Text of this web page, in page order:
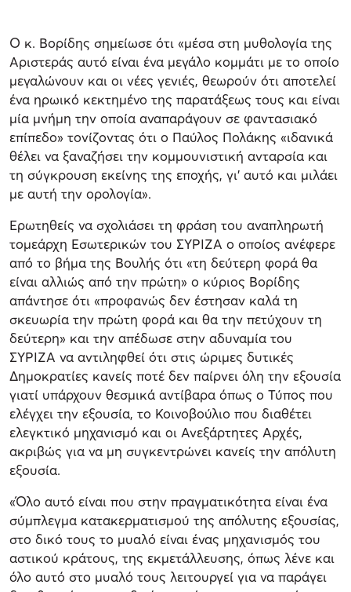
Ο κ. Βορίδης σημείωσε ότι «μέσα στη μυθολογία της
Αριστεράς αυτό είναι ένα μεγάλο κομμάτι με το οποίο
μεγαλώνουν και οι νέες γενιές, θεωρούν ότι αποτελεί
ένα ηρωικό κεκτημένο της παρατάξεως τους και είναι
μία μνήμη την οποία αναπαράγουν σε φαντασιακό
επίπεδο» τονίζοντας ότι ο Παύλος Πολάκης «ιδανικά
θέλει να ξαναζήσει την κομμουνιστική ανταρσία και
τη σύγκρουση εκείνης της εποχής, γι’ αυτό και μιλάει
με αυτή την ορολογία».
Ερωτηθείς να σχολιάσει τη φράση του αναπληρωτή
τομεάρχη Εσωτερικών του ΣΥΡΙΖΑ ο οποίος ανέφερε
από το βήμα της Βουλής ότι «τη δεύτερη φορά θα
είναι αλλιώς από την πρώτη» ο κύριος Βορίδης
απάντησε ότι «προφανώς δεν έστησαν καλά τη
σκευωρία την πρώτη φορά και θα την πετύχουν τη
δεύτερη» και την απέδωσε στην αδυναμία του
ΣΥΡΙΖΑ να αντιληφθεί ότι στις ώριμες δυτικές
Δημοκρατίες κανείς ποτέ δεν παίρνει όλη την εξουσία
γιατί υπάρχουν θεσμικά αντίβαρα όπως ο Τύπος που
ελέγχει την εξουσία, το Κοινοβούλιο που διαθέτει
ελεγκτικό μηχανισμό και οι Ανεξάρτητες Αρχές,
ακριβώς για να μη συγκεντρώνει κανείς την απόλυτη
εξουσία.
«Όλο αυτό είναι που στην πραγματικότητα είναι ένα
σύμπλεγμα κατακερματισμού της απόλυτης εξουσίας,
στο δικό τους το μυαλό είναι ένας μηχανισμός του
αστικού κράτους, της εκμετάλλευσης, όπως λένε και
όλο αυτό στο μυαλό τους λειτουργεί για να παράγει